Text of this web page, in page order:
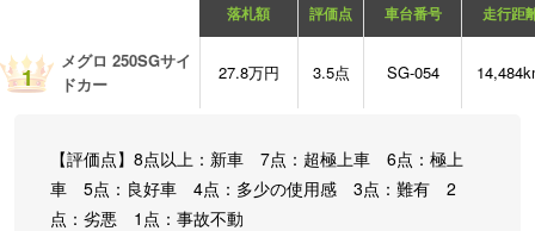
落札額 評価点 車台番号 走行距
1
メグロ 250SGサイ
ドカー
27.8万円 3.5点 SG-054
【評価点】8点以上：新車 7点：超極上車 6点：極上
車 5点：良好車 4点：多少の使用感 3点：難有 2
点：劣悪 1点：事故不動